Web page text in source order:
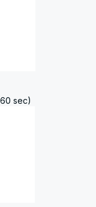
sec)